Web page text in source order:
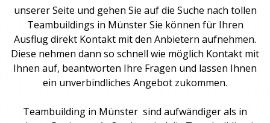
unserer Seite und gehen Sie auf die Suche nach tollen
Teambuildings in Münster Sie können für Ihren
Ausflug direkt Kontakt mit den Anbietern aufnehmen.
Diese nehmen dann so schnell wie möglich Kontakt mit
Ihnen auf, beantworten Ihre Fragen und lassen Ihnen
ein unverbindliches Angebot zukommen.
Teambuilding in Münster sind aufwändiger als in